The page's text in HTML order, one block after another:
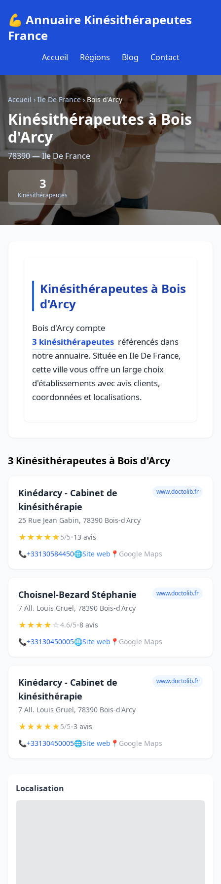
💪 Annuaire Kinésithérapeutes
France
Accueil Régions Blog Contact
Accueil › Ile De France›Bois d'Arcy
Kinésithérapeutes à Bois
d'Arcy
78390 — Ile De France
3
Kinésithérapeutes
Kinésithérapeutes à Bois
d'Arcy
Bois d'Arcy compte
3 kinésithérapeutes référencés dans
notre annuaire. Située en Ile De France,
cette ville vous offre un large choix
d'établissements avec avis clients,
coordonnées et localisations.
3 Kinésithérapeutes à Bois d'Arcy
Kinédarcy - Cabinet de
kinésithérapie
25 Rue Jean Gabin, 78390 Bois-d'Arcy
www.doctolib.fr
★★★★★5/5•13 avis
📞+33130584450🌐Site web 📍 Google Maps
Choisnel-Bezard Stéphanie
7 All. Louis Gruel, 78390 Bois-d'Arcy
www.doctolib.fr
★★★★☆4.6/5•8 avis
📞+33130450005🌐Site web 📍 Google Maps
Kinédarcy - Cabinet de
kinésithérapie
7 All. Louis Gruel, 78390 Bois-d'Arcy
www.doctolib.fr
★★★★★5/5•3 avis
📞+33130450005🌐Site web 📍 Google Maps
Localisation